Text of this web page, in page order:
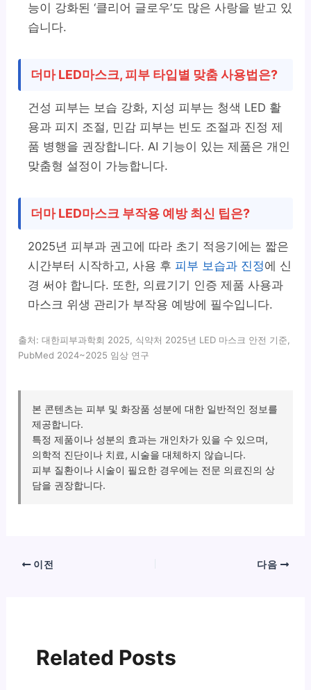
능이 강화된 ‘클리어 글로우’도 많은 사랑을 받고 있
습니다.
더마 LED마스크, 피부 타입별 맞춤 사용법은?
건성 피부는 보습 강화, 지성 피부는 청색 LED 활
용과 피지 조절, 민감 피부는 빈도 조절과 진정 제
품 병행을 권장합니다. AI 기능이 있는 제품은 개인
맞춤형 설정이 가능합니다.
더마 LED마스크 부작용 예방 최신 팁은?
2025년 피부과 권고에 따라 초기 적응기에는 짧은
시간부터 시작하고, 사용 후 피부 보습과 진정에 신
경 써야 합니다. 또한, 의료기기 인증 제품 사용과
마스크 위생 관리가 부작용 예방에 필수입니다.
출처: 대한피부과학회 2025, 식약처 2025년 LED 마스크 안전 기준,
PubMed 2024~2025 임상 연구
본 콘텐츠는 피부 및 화장품 성분에 대한 일반적인 정보를
제공합니다.
특정 제품이나 성분의 효과는 개인차가 있을 수 있으며,
의학적 진단이나 치료, 시술을 대체하지 않습니다.
피부 질환이나 시술이 필요한 경우에는 전문 의료진의 상
담을 권장합니다.
이전 다음
Related Posts